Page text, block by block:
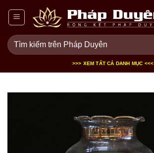
dung
Tìm
kiếm:
>>> XEM TẤT CẢ DANH MỤC <<<